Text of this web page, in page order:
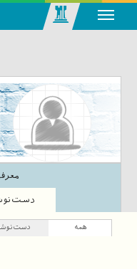
تحلیلی بازار
سرمایه
همه